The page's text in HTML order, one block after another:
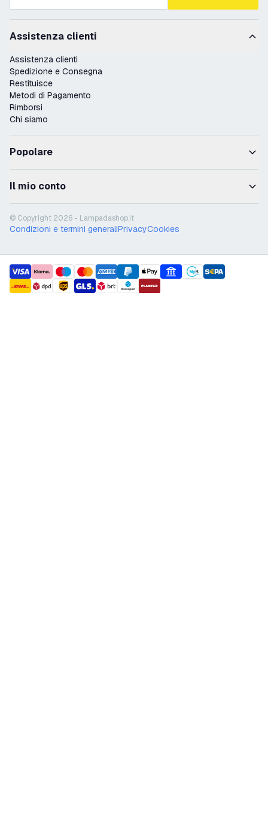
Assistenza clienti
Assistenza clienti
Spedizione e Consegna
Restituisce
Metodi di Pagamento
Rimborsi
Chi siamo
Popolare
Il mio conto
© Copyright 2026 - Lampadashop.it
Condizioni e termini generaliPrivacyCookies
payment methods
shipment methods